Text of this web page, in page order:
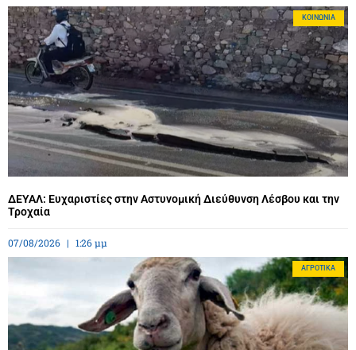
ΚΟΙΝΩΝΊΑ
ΔΕΥΑΛ: Ευχαριστίες στην Αστυνομική Διεύθυνση Λέσβου και την
Τροχαία
07/08/2026 1:26 μμ
ΑΓΡΟΤΙΚΆ